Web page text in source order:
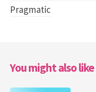
Pragmatic
You might also like